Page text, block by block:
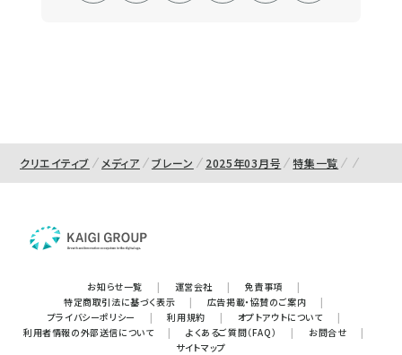
クリエイティブ メディア ブレーン 2025年03月号 特集一覧
お知らせ一覧 | 運営会社 | 免責事項
|
特定商取引法に基づく表示
| 広告掲載・協賛のご案内
|
プライバシーポリシー
| 利用規約 | オプトアウトについて
|
利用者情報の外部送信について
| よくあるご質問（FAQ） | お問合せ
|
サイトマップ